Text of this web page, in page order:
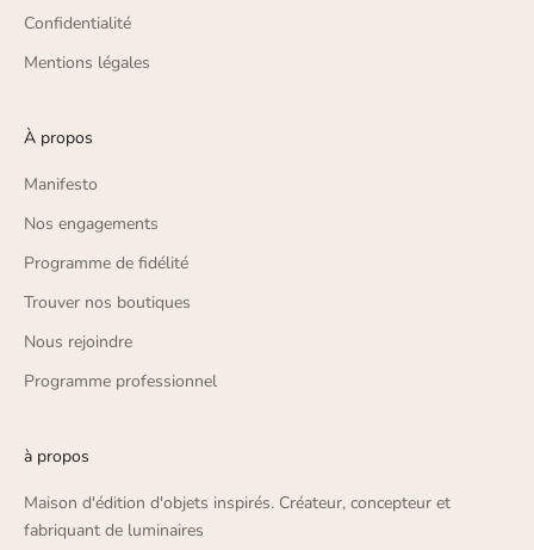
Confidentialité
Mentions légales
À propos
Manifesto
Nos engagements
Programme de fidélité
Trouver nos boutiques
Nous rejoindre
Programme professionnel
à propos
Maison d'édition d'objets inspirés. Créateur, concepteur et
fabriquant de luminaires